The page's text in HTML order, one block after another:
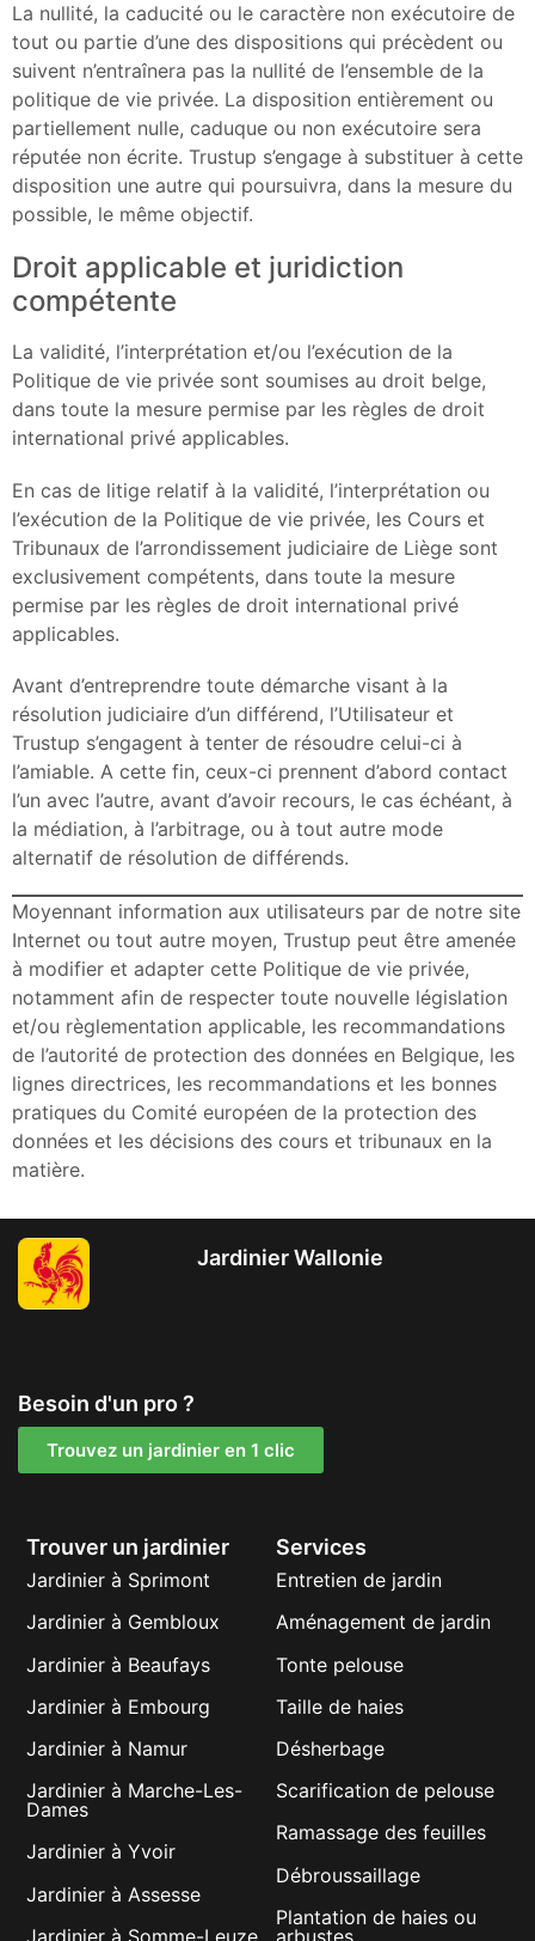
La nullité, la caducité ou le caractère non exécutoire de
tout ou partie d’une des dispositions qui précèdent ou
suivent n’entraînera pas la nullité de l’ensemble de la
politique de vie privée. La disposition entièrement ou
partiellement nulle, caduque ou non exécutoire sera
réputée non écrite. Trustup s’engage à substituer à cette
disposition une autre qui poursuivra, dans la mesure du
possible, le même objectif.
Droit applicable et juridiction
compétente
La validité, l’interprétation et/ou l’exécution de la
Politique de vie privée sont soumises au droit belge,
dans toute la mesure permise par les règles de droit
international privé applicables.
En cas de litige relatif à la validité, l’interprétation ou
l’exécution de la Politique de vie privée, les Cours et
Tribunaux de l’arrondissement judiciaire de Liège sont
exclusivement compétents, dans toute la mesure
permise par les règles de droit international privé
applicables.
Avant d’entreprendre toute démarche visant à la
résolution judiciaire d’un différend, l’Utilisateur et
Trustup s’engagent à tenter de résoudre celui-ci à
l’amiable. A cette fin, ceux-ci prennent d’abord contact
l’un avec l’autre, avant d’avoir recours, le cas échéant, à
la médiation, à l’arbitrage, ou à tout autre mode
alternatif de résolution de différends.
Moyennant information aux utilisateurs par de notre site
Internet ou tout autre moyen, Trustup peut être amenée
à modifier et adapter cette Politique de vie privée,
notamment afin de respecter toute nouvelle législation
et/ou règlementation applicable, les recommandations
de l’autorité de protection des données en Belgique, les
lignes directrices, les recommandations et les bonnes
pratiques du Comité européen de la protection des
données et les décisions des cours et tribunaux en la
matière.
Jardinier Wallonie
Trouver un jardinier
Jardinier à Sprimont
Jardinier à Gembloux
Jardinier à Beaufays
Jardinier à Embourg
Jardinier à Namur
Jardinier à Marche-Les-
Dames
Jardinier à Yvoir
Jardinier à Assesse
Jardinier à Somme-Leuze
Services
Entretien de jardin
Aménagement de jardin
Tonte pelouse
Taille de haies
Désherbage
Scarification de pelouse
Ramassage des feuilles
Débroussaillage
Plantation de haies ou
arbustes
Besoin d'un pro ?
Trouvez un jardinier en 1 clic